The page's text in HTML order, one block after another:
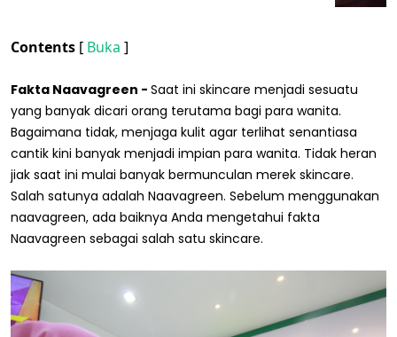
Contents [ Buka ]
Fakta Naavagreen - Saat ini skincare menjadi sesuatu
yang banyak dicari orang terutama bagi para wanita.
Bagaimana tidak, menjaga kulit agar terlihat senantiasa
cantik kini banyak menjadi impian para wanita. Tidak heran
jiak saat ini mulai banyak bermunculan merek skincare.
Salah satunya adalah Naavagreen. Sebelum menggunakan
naavagreen, ada baiknya Anda mengetahui fakta
Naavagreen sebagai salah satu skincare.